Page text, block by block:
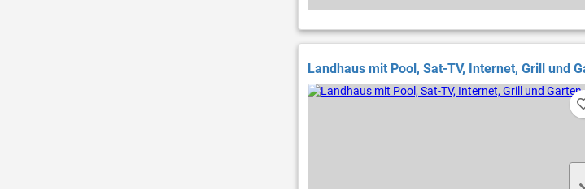
Landhaus mit Pool, Sat-TV, Internet, Grill und